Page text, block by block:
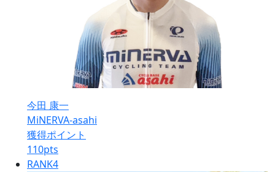
今田 康一
MiNERVA-asahi
獲得ポイント
110pts
RANK4